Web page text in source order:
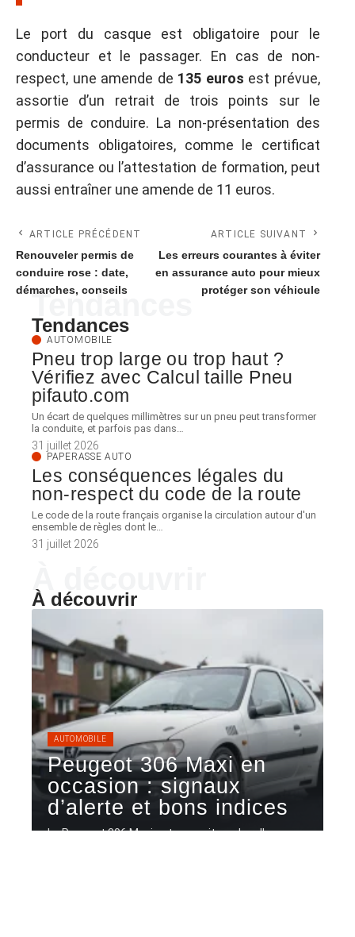
Le port du casque est obligatoire pour le
conducteur et le passager. En cas de non-
respect, une amende de 135 euros est prévue,
assortie d’un retrait de trois points sur le
permis de conduire. La non-présentation des
documents obligatoires, comme le certificat
d’assurance ou l’attestation de formation, peut
aussi entraîner une amende de 11 euros.
ARTICLE PRÉCÉDENT
Renouveler permis de
conduire rose : date,
démarches, conseils
ARTICLE SUIVANT
Les erreurs courantes à éviter
en assurance auto pour mieux
protéger son véhicule
Tendances
Tendances
AUTOMOBILE
Pneu trop large ou trop haut ?
Vérifiez avec Calcul taille Pneu
pifauto.com
Un écart de quelques millimètres sur un pneu peut transformer
la conduite, et parfois pas dans…
31 juillet 2026
PAPERASSE AUTO
Les conséquences légales du
non-respect du code de la route
Le code de la route français organise la circulation autour d'un
ensemble de règles dont le…
31 juillet 2026
À découvrir
AUTOMOBILE
Peugeot 306 Maxi en
occasion : signaux
d’alerte et bons indices
La Peugeot 306 Maxi est une voiture de rallye